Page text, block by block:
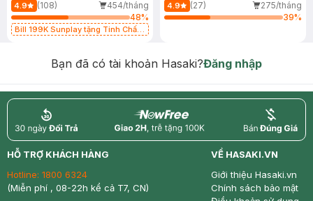
4.9 (108)
454/tháng
48%
Bill 199K Sunplay tặng Tinh Chất
4.9 (27)
275/tháng
39%
Bạn đã có tài khoản Hasaki?Đăng nhập
return nowfree price
HỖ TRỢ KHÁCH HÀNG
Hotline: 1800 6324
(Miễn phí , 08-22h kể cả T7, CN)
VỀ HASAKI.VN
Giới thiệu Hasaki.vn
Chính sách bảo mật